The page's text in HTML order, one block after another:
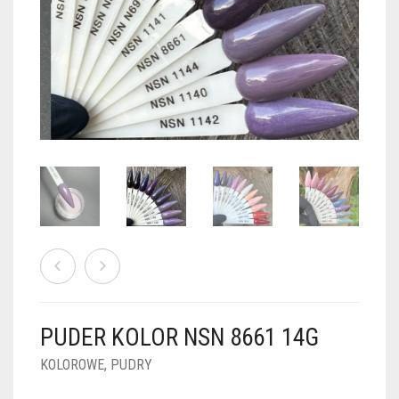
PUDRY BROKATOWE
PUDRY Z DROBINKAMI
PUDRY KOLOR PUR
PUDRY BUDUJĄCE
PUDRY DO FRENCH
PUDRY GALAXY
PUDRY SPARKLE
PUDRY TERMICZNE
PUDRY ŚWIECĄCE
FOIL DIP
PUDER KOLOR NSN 8661 14G
KOLOROWE, PUDRY